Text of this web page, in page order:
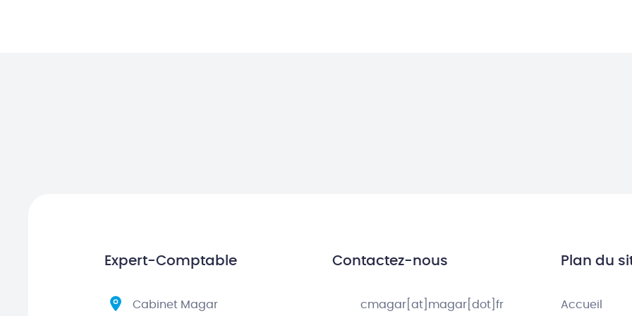
Expert-Comptable
Cabinet Magar
Contactez-nous
cmagar[at]magar[dot]fr
Plan du
Accueil